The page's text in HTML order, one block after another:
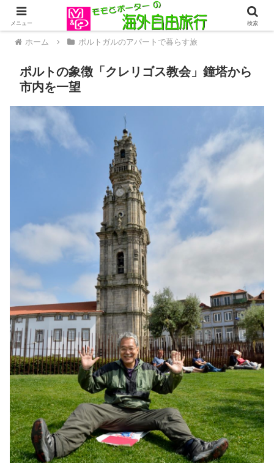
ホーム ポルトガルのアパートで暮らす旅
ポルトの象徴「クレリゴス教会」鐘塔から
市内を一望
メニュー 検索